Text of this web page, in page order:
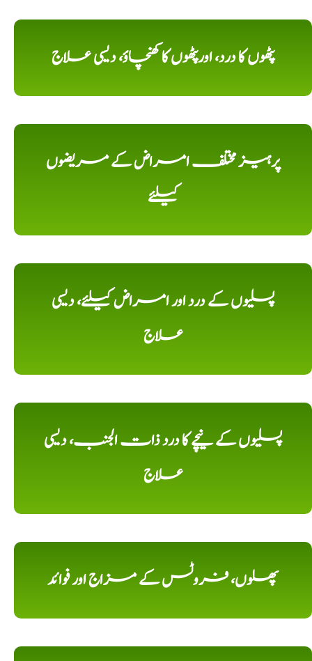
پٹھوں کا درد، اورپٹھوں کا کھنچاؤ، دیسی علاج
پرہیز مختلف امراض کے مریضوں
کیلئے
پسلیوں کے درد اور امراض کیلئے، دیسی
علاج
پسلیوں کے نیچے کا درد ذات الجنب، دیسی
علاج
پھلوں، فروٹس کے مزاج اور فوائد